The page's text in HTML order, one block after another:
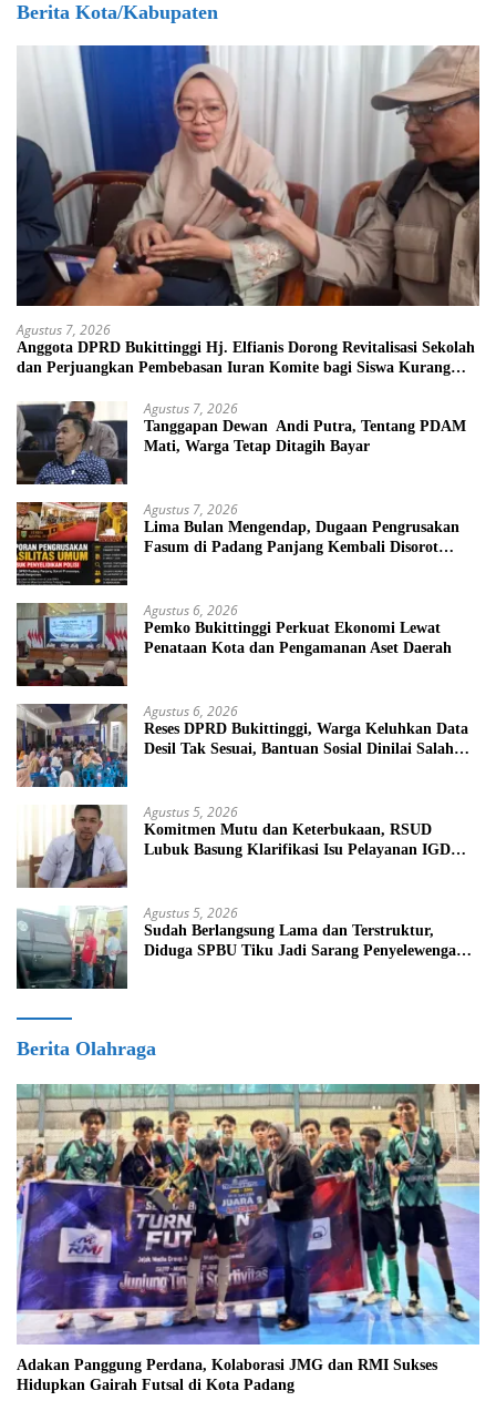
Berita Kota/Kabupaten
Agustus 7, 2026
Anggota DPRD Bukittinggi Hj. Elfianis Dorong Revitalisasi Sekolah
dan Perjuangkan Pembebasan Iuran Komite bagi Siswa Kurang
Agustus 7, 2026
Tanggapan Dewan Andi Putra, Tentang PDAM
Mati, Warga Tetap Ditagih Bayar
Agustus 7, 2026
Lima Bulan Mengendap, Dugaan Pengrusakan
Fasum di Padang Panjang Kembali Disorot
Agustus 6, 2026
Pemko Bukittinggi Perkuat Ekonomi Lewat
Penataan Kota dan Pengamanan Aset Daerah
Agustus 6, 2026
Reses DPRD Bukittinggi, Warga Keluhkan Data
Desil Tak Sesuai, Bantuan Sosial Dinilai Salah
Agustus 5, 2026
Komitmen Mutu dan Keterbukaan, RSUD
Lubuk Basung Klarifikasi Isu Pelayanan IGD
Agustus 5, 2026
Sudah Berlangsung Lama dan Terstruktur,
Diduga SPBU Tiku Jadi Sarang Penyelewengan
Berita Olahraga
Adakan Panggung Perdana, Kolaborasi JMG dan RMI Sukses
Hidupkan Gairah Futsal di Kota Padang